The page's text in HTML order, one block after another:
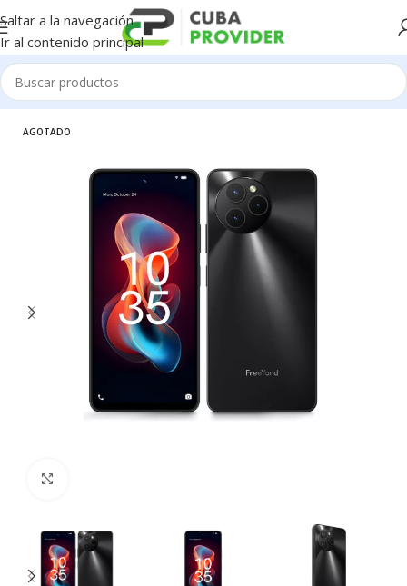
Saltar a la navegación
Ir al contenido principal
Inicio/Celulares/FreeYound
AGOTADO